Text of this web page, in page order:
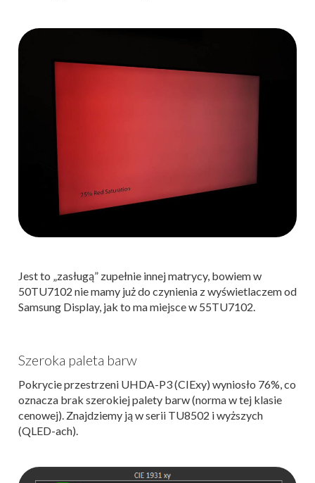
Jest to „zasługą” zupełnie innej matrycy, bowiem w
50TU7102 nie mamy już do czynienia z wyświetlaczem od
Samsung Display, jak to ma miejsce w 55TU7102.
Szeroka paleta barw
Pokrycie przestrzeni UHDA-P3 (CIExy) wyniosło 76%, co
oznacza brak szerokiej palety barw (norma w tej klasie
cenowej). Znajdziemy ją w serii TU8502 i wyższych
(QLED-ach).